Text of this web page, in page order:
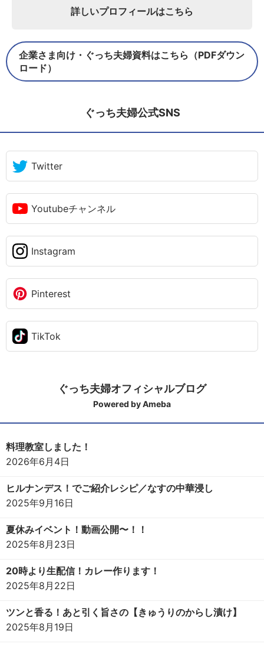
詳しいプロフィールはこちら
企業さま向け・ぐっち夫婦資料はこちら（PDFダウン
ロード）
ぐっち夫婦公式SNS
Twitter
Youtubeチャンネル
Instagram
Pinterest
TikTok
ぐっち夫婦オフィシャルブログ
Powered by Ameba
料理教室しました！
2026年6月4日
ヒルナンデス！でご紹介レシピ／なすの中華浸し
2025年9月16日
夏休みイベント！動画公開〜！！
2025年8月23日
20時より生配信！カレー作ります！
2025年8月22日
ツンと香る！あと引く旨さの【きゅうりのからし漬け】
2025年8月19日